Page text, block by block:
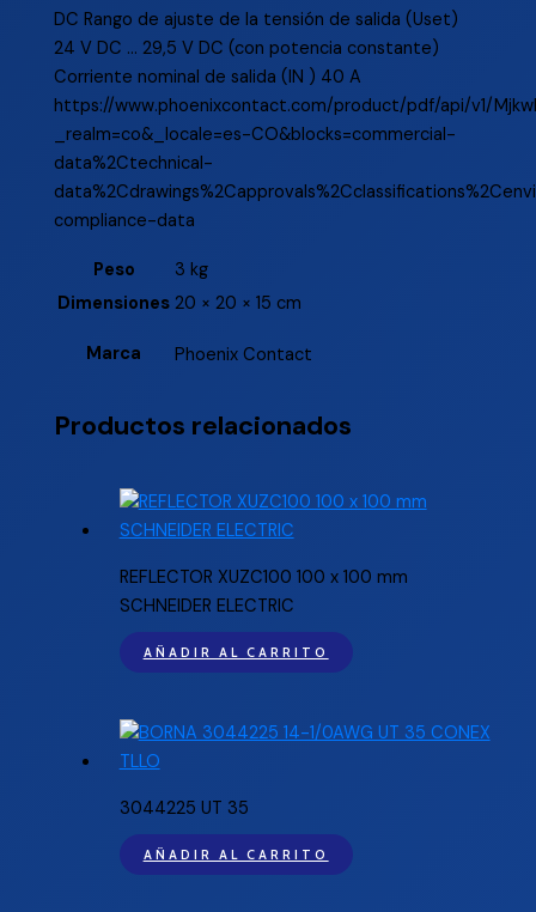
DC Rango de ajuste de la tensión de salida (Uset)
24 V DC ... 29,5 V DC (con potencia constante)
Corriente nominal de salida (IN ) 40 A
https://www.phoenixcontact.com/product/pdf/api/v1/
_realm=co&_locale=es-CO&blocks=commercial-
data%2Ctechnical-
compliance-data
Peso
3 kg
Dimensiones 20 × 20 × 15 cm
Marca Phoenix Contact
Productos relacionados
REFLECTOR XUZC100 100 x 100 mm
SCHNEIDER ELECTRIC
AÑADIR AL CARRITO
3044225 UT 35
AÑADIR AL CARRITO